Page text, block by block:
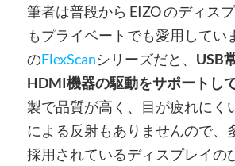
筆者は普段から EIZO のディス
もプライベートでも愛用してい
のFlexScanシリーズだと、 USB
HDMI機器の駆動をサポートして
製で品質が高く、目が疲れにく
による反射もありませんので、
採用されているディスプレイの